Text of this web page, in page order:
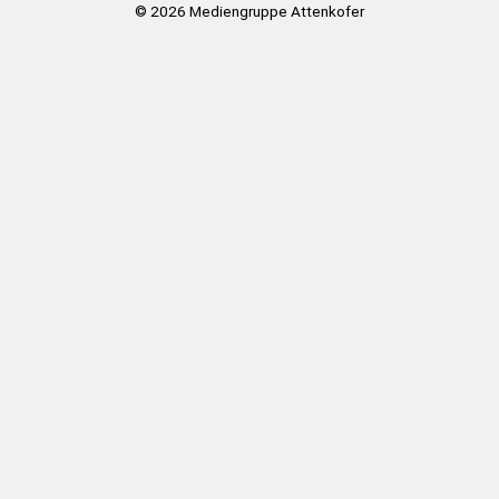
© 2026 Mediengruppe Attenkofer